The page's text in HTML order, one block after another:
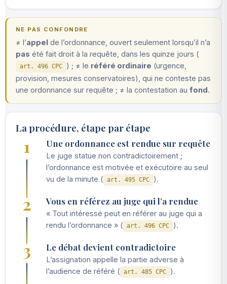
NE PAS CONFONDRE
≠ l’appel de l’ordonnance, ouvert seulement lorsqu’il n’a
pas été fait droit à la requête, dans les quinze jours (
art. 496 CPC ) ; ≠ le référé ordinaire (urgence,
provision, mesures conservatoires), qui ne conteste pas
une ordonnance sur requête ; ≠ la contestation au fond.
La procédure, étape par étape
1 Une ordonnance est rendue sur requête
Le juge statue non contradictoirement ;
l’ordonnance est motivée et exécutoire au seul
vu de la minute ( art. 495 CPC ).
2 Vous en référez au juge qui l’a rendue
« Tout intéressé peut en référer au juge qui a
rendu l’ordonnance » ( art. 496 CPC ).
3 Le débat devient contradictoire
L’assignation appelle la partie adverse à
l’audience de référé ( art. 485 CPC ).